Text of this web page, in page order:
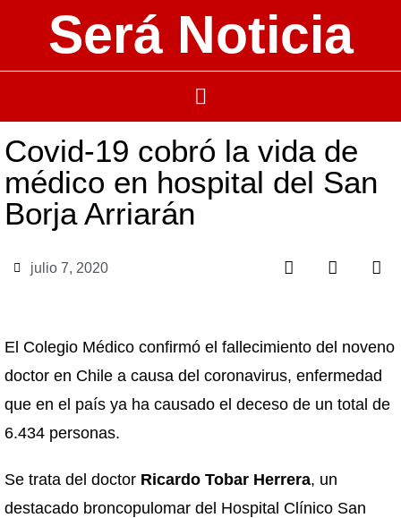
Será Noticia
Covid-19 cobró la vida de
médico en hospital del San
Borja Arriarán
julio 7, 2020
El Colegio Médico confirmó el fallecimiento del noveno
doctor en Chile a causa del coronavirus, enfermedad
que en el país ya ha causado el deceso de un total de
6.434 personas.
Se trata del doctor Ricardo Tobar Herrera, un
destacado broncopulomar del Hospital Clínico San